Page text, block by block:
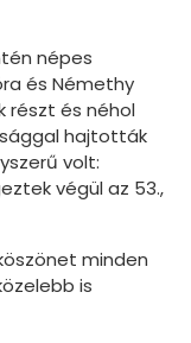
népes
és Némethy
részt és néhol
hajtották
volt:
végül az 53.,
minden
is